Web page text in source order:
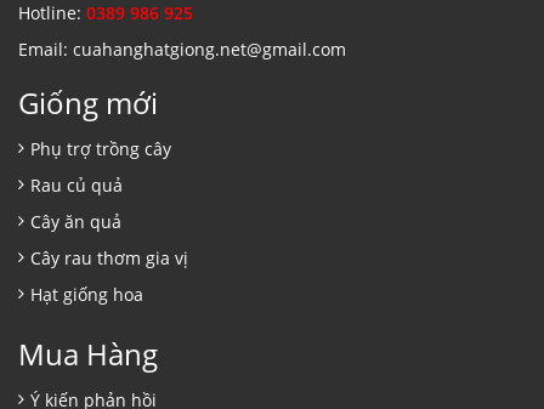
Hotline: 0389 986 925
Email: cuahanghatgiong.net@gmail.com
Giống mới
Phụ trợ trồng cây
Rau củ quả
Cây ăn quả
Cây rau thơm gia vị
Hạt giống hoa
Mua Hàng
Ý kiến phản hồi